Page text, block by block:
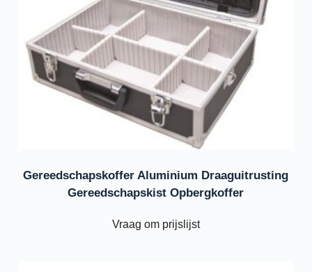
Gereedschapskoffer Aluminium Draaguitrusting
Gereedschapskist Opbergkoffer
Vraag om prijslijst